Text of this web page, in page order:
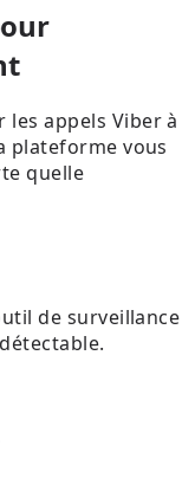
les appels Viber à
plateforme vous
quelle
de surveillance